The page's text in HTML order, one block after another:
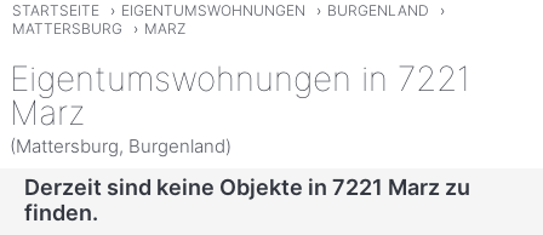
STARTSEITE › EIGENTUMSWOHNUNGEN › BURGENLAND
›
MATTERSBURG
› MARZ
Eigentumswohnungen in 7221
Marz
(Mattersburg, Burgenland)
Derzeit sind keine Objekte in 7221 Marz zu
finden.